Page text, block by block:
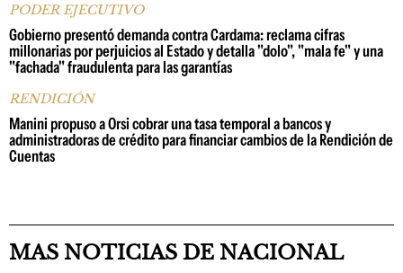
PODER EJECUTIVO
Gobierno presentó demanda contra Cardama: reclama cifras
millonarias por perjuicios al Estado y detalla "dolo", "mala fe" y una
"fachada" fraudulenta para las garantías
RENDICIÓN
Manini propuso a Orsi cobrar una tasa temporal a bancos y
administradoras de crédito para financiar cambios de la Rendición de
Cuentas
MAS NOTICIAS DE NACIONAL